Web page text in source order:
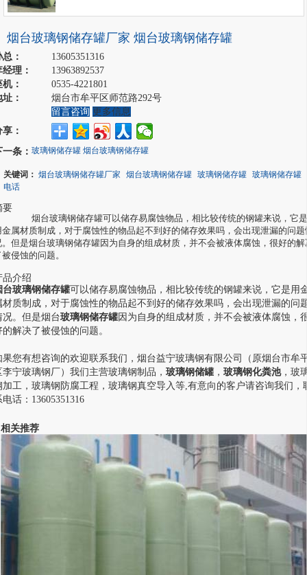
烟台玻璃钢储存罐厂家 烟台玻璃钢储存罐
：
13605351316
经理：
13963892537
：
0535-4221801
：
烟台市牟平区师范路292号
留言咨询 更多信息
：
条： 玻璃钢储存罐 烟台玻璃钢储存罐
关键词： 烟台玻璃钢储存罐厂家 烟台玻璃钢储存罐 玻璃钢储存罐 玻璃钢储存罐
电话
要
金属材质制成，对于腐蚀性的物品起不到好的储存效果吗，会出现泄漏的问题
。但是烟台玻璃钢储存罐因为自身的组成材质，并不会被液体腐蚀，很好的解
侵蚀的问题。
品介绍
台玻璃钢储存罐可以储存易腐蚀物品，相比较传统的钢罐来说，它是用
材质制成，对于腐蚀性的物品起不到好的储存效果吗，会出现泄漏的问
况。但是烟台玻璃钢储存罐因为自身的组成材质，并不会被液体腐蚀，
的解决了被侵蚀的问题。
果您有想咨询的欢迎联系我们，烟台益宁玻璃钢有限公司（原烟台市牟
李宁玻璃钢厂）我们主营玻璃钢制品， 玻璃钢储罐， 玻璃钢化粪池，玻
加工，玻璃钢防腐工程，玻璃钢真空导入等,有意向的客户请咨询我们，
电话：13605351316
相关推荐